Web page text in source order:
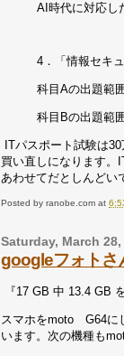
AI時代に対応し
4．「情報セキ
科目Aの出題範
科目Bの出題範
ITパスポート試験は
買い直しになります。
あわせてだとしんどい
Posted byranobe.com at
Saturday, March 28,
googleフォトさ
『17 GB 中 13.4 GB
スマホをmoto G64に
います。次の機種も